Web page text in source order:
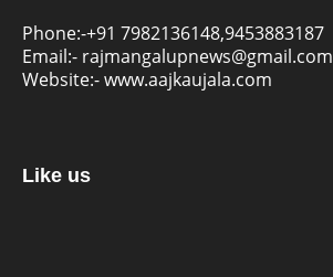
Phone:-+91 7982136148,9453883187
Email:- rajmangalupnews@gmail.com
Website:-www.aajkaujala.com
Like us